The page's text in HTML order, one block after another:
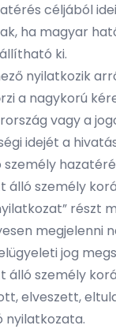
céljából
ha magyar
ki.
nyilatkozik
a nagykorú
vagy a
idejét a
álló személy
részt
megjelenni
jog
álló személy
elveszett,
nyilatkozata.